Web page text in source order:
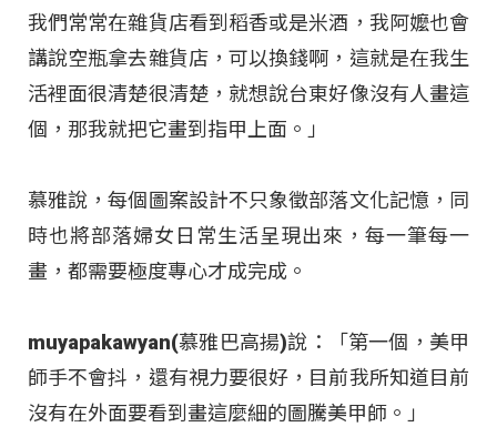
我們常常在雜貨店看到稻香或是米酒，我阿嬤也會
講說空瓶拿去雜貨店，可以換錢啊，這就是在我生
活裡面很清楚很清楚，就想說台東好像沒有人畫這
個，那我就把它畫到指甲上面。」
慕雅說，每個圖案設計不只象徵部落文化記憶，同
時也將部落婦女日常生活呈現出來，每一筆每一
畫，都需要極度專心才成完成。
muyapakawyan(慕雅巴高揚)說：「第一個，美甲
師手不會抖，還有視力要很好，目前我所知道目前
沒有在外面要看到畫這麼細的圖騰美甲師。」